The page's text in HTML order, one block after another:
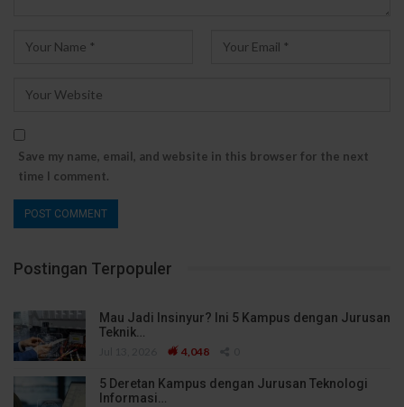
Save my name, email, and website in this browser for the next
time I comment.
Postingan Terpopuler
Mau Jadi Insinyur? Ini 5 Kampus dengan Jurusan
Teknik…
4,048
5 Deretan Kampus dengan Jurusan Teknologi
Informasi…